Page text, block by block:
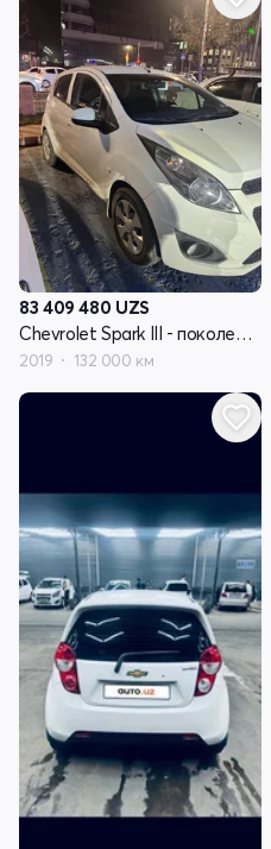
83 409 480 UZS
Chevrolet Spark III - поколение
2019 132 000 км